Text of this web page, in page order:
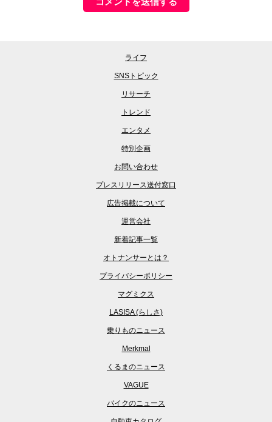
ライフ
SNSトピック
リサーチ
トレンド
エンタメ
特別企画
お問い合わせ
プレスリリース送付窓口
広告掲載について
運営会社
新着記事一覧
オトナンサーとは？
プライバシーポリシー
マグミクス
LASISA (らしさ)
乗りものニュース
Merkmal
くるまのニュース
VAGUE
バイクのニュース